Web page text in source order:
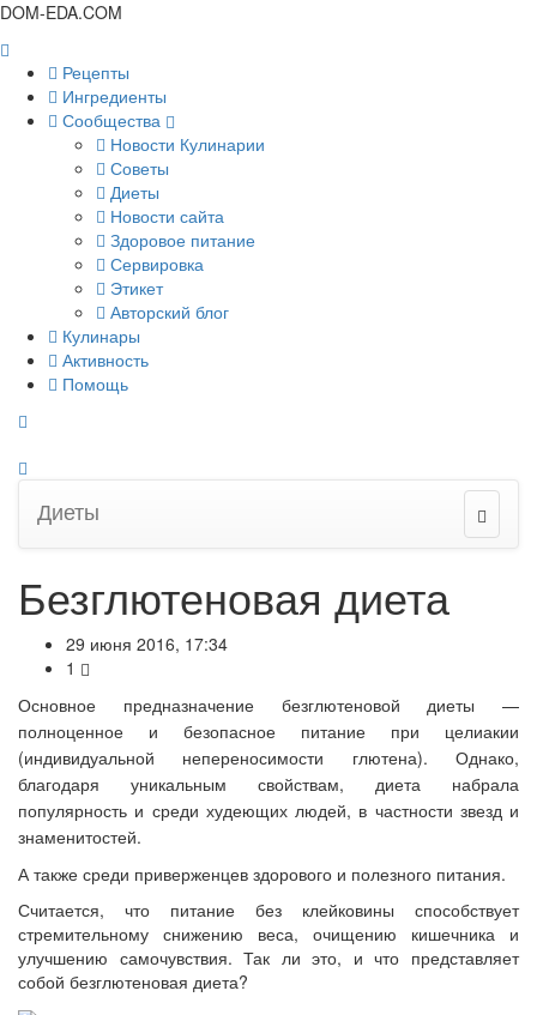
DOM-EDA.COM
Рецепты
Ингредиенты
Сообщества
Новости Кулинарии
Советы
Диеты
Новости сайта
Здоровое питание
Сервировка
Этикет
Авторский блог
Кулинары
Активность
Помощь
Диеты
Безглютеновая диета
29 июня 2016, 17:34
1
Основное предназначение безглютеновой диеты —
полноценное и безопасное питание при целиакии
(индивидуальной непереносимости глютена). Однако,
благодаря уникальным свойствам, диета набрала
популярность и среди худеющих людей, в частности звезд и
знаменитостей.
А также среди приверженцев здорового и полезного питания.
Считается, что питание без клейковины способствует
стремительному снижению веса, очищению кишечника и
улучшению самочувствия. Так ли это, и что представляет
собой безглютеновая диета?